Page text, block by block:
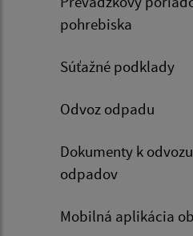
pohrebiska
Súťažné podklady
Odvoz odpadu
Dokumenty k odvozu
odpadov
Mobilná aplikácia